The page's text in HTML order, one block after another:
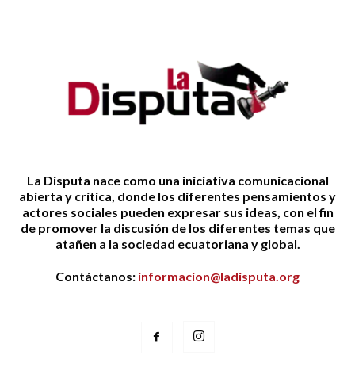
La Disputa nace como una iniciativa comunicacional
abierta y crítica, donde los diferentes pensamientos y
actores sociales pueden expresar sus ideas, con el fin
de promover la discusión de los diferentes temas que
atañen a la sociedad ecuatoriana y global.
Contáctanos: informacion@ladisputa.org